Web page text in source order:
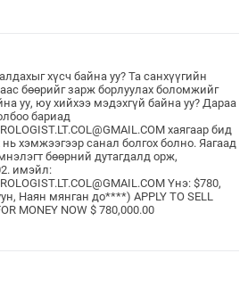
хүсч байна уу? Та санхүүгийн
бөөрийг зарж борлуулах боломжийг
уу, юу хийхээ мэдэхгүй байна уу? Дараа
бариад
хаягаар бид
хэмжээгээр санал болгох болно. Яагаад
бөөрний дутагдалд орж,
имэйл:
Yнэ: $780,
Наян мянган до****) APPLY TO SELL
MONEY NOW $ 780,000.00